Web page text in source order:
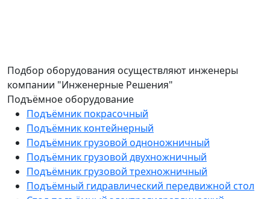
Подбор оборудования осуществляют инженеры
компании "Инженерные Решения"
Подъёмное оборудование
Подъёмник покрасочный
Подъёмник контейнерный
Подъёмник грузовой одноножничный
Подъёмник грузовой двухножничный
Подъёмник грузовой трехножничный
Подъёмный гидравлический передвижной стол